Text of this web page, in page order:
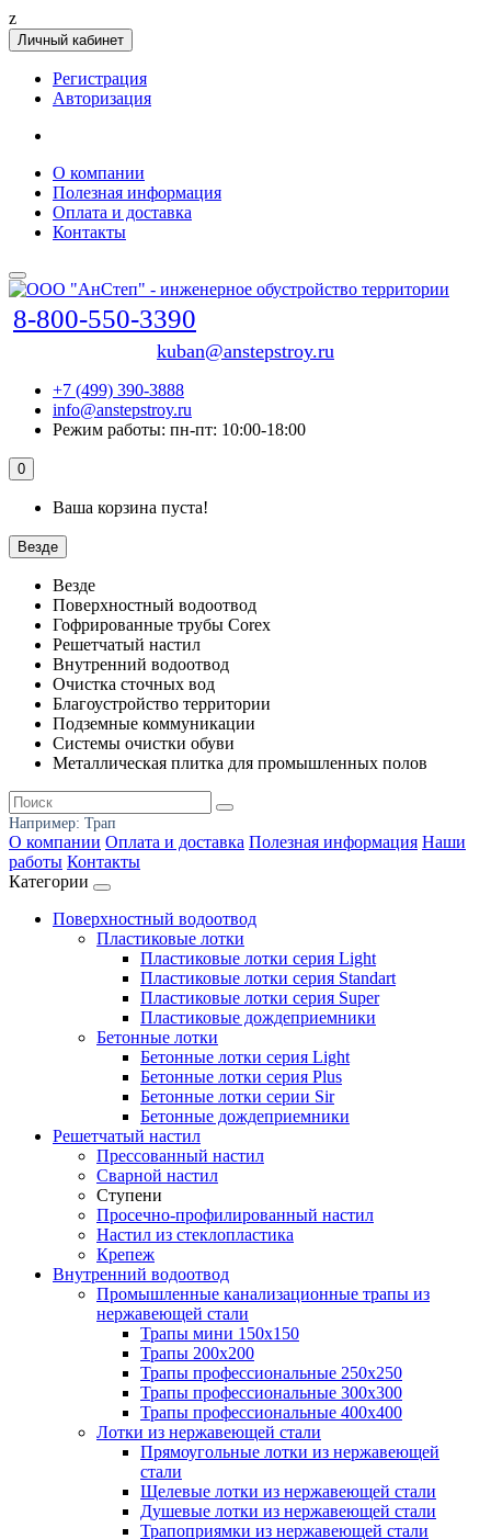
z
Личный кабинет
Регистрация
Авторизация
О компании
Полезная информация
Оплата и доставка
Контакты
8-800-550-3390
kuban@anstepstroy.ru
+7 (499) 390-3888
info@anstepstroy.ru
Режим работы: пн-пт: 10:00-18:00
0
Ваша корзина пуста!
Везде
Везде
Поверхностный водоотвод
Гофрированные трубы Corex
Решетчатый настил
Внутренний водоотвод
Очистка сточных вод
Благоустройство территории
Подземные коммуникации
Системы очистки обуви
Металлическая плитка для промышленных полов
Например: Трап
О компании Оплата и доставка Полезная информация Наши
работы Контакты
Категории
Поверхностный водоотвод
Пластиковые лотки
Пластиковые лотки серия Light
Пластиковые лотки серия Standart
Пластиковые лотки серия Super
Пластиковые дождеприемники
Бетонные лотки
Бетонные лотки серия Light
Бетонные лотки серия Plus
Бетонные лотки серии Sir
Бетонные дождеприемники
Решетчатый настил
Прессованный настил
Сварной настил
Ступени
Просечно-профилированный настил
Настил из стеклопластика
Крепеж
Внутренний водоотвод
Промышленные канализационные трапы из
нержавеющей стали
Трапы мини 150х150
Трапы 200х200
Трапы профессиональные 250х250
Трапы профессиональные 300х300
Трапы профессиональные 400х400
Лотки из нержавеющей стали
Прямоугольные лотки из нержавеющей
стали
Щелевые лотки из нержавеющей стали
Душевые лотки из нержавеющей стали
Трапоприямки из нержавеющей стали